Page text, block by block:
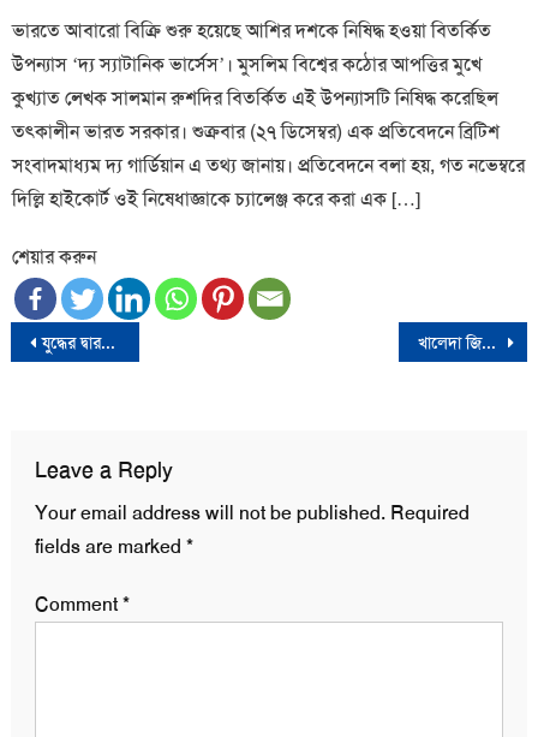
ভারতে আবারো বিক্রি শুরু হয়েছে আশির দশকে নিষিদ্ধ হওয়া বিতর্কিত
উপন্যাস ‘দ্য স্যাটানিক ভার্সেস’। মুসলিম বিশ্বের কঠোর আপত্তির মুখে
কুখ্যাত লেখক সালমান রুশদির বিতর্কিত এই উপন্যাসটি নিষিদ্ধ করেছিল
তৎকালীন ভারত সরকার। শুক্রবার (২৭ ডিসেম্বর) এক প্রতিবেদনে ব্রিটিশ
সংবাদমাধ্যম দ্য গার্ডিয়ান এ তথ্য জানায়। প্রতিবেদনে বলা হয়, গত নভেম্বরে
দিল্লি হাইকোর্ট ওই নিষেধাজ্ঞাকে চ্যালেঞ্জ করে করা এক […]
শেয়ার করুন
Post
যুদ্ধের দ্বারপ্রান্তে ইসরায়েল-লেবানন খালেদা জিয়ার সঙ্গে দেখা করলেন নুর-রাশেদ
Leave a Reply
Your email address will not be published. Required
fields are marked *
Comment*